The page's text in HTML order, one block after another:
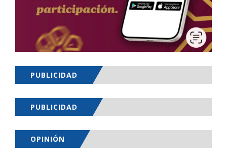
PUBLICIDAD
PUBLICIDAD
OPINIÓN